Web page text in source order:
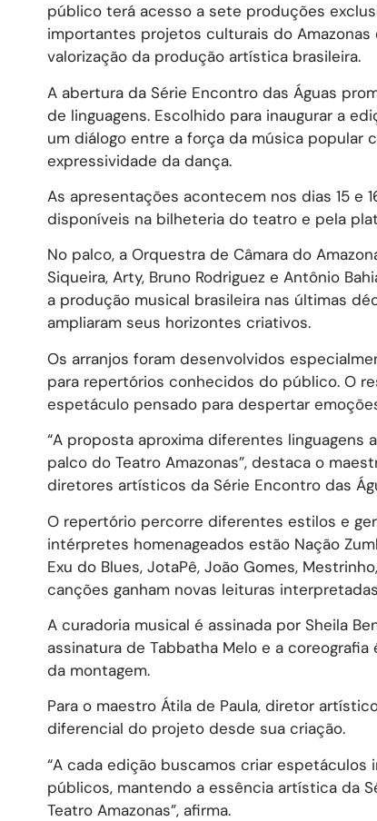
público terá acesso a sete produções
importantes projetos culturais do
valorização da produção artística brasileira.
A abertura da Série Encontro das Águas
de linguagens. Escolhido para inaugurar a
um diálogo entre a força da música popular
expressividade da dança.
As apresentações acontecem nos dias 15 e
disponíveis na bilheteria do teatro e pela
No palco, a Orquestra de Câmara do
Siqueira, Arty, Bruno Rodriguez e Antônio
a produção musical brasileira nas últimas
ampliaram seus horizontes criativos.
Os arranjos foram desenvolvidos
para repertórios conhecidos do público. O
espetáculo pensado para despertar
“A proposta aproxima diferentes
palco do Teatro Amazonas”, destaca o
diretores artísticos da Série Encontro das
O repertório percorre diferentes estilos e
intérpretes homenageados estão Nação
Exu do Blues, JotaPê, João Gomes,
canções ganham novas leituras
A curadoria musical é assinada por Sheila
assinatura de Tabbatha Melo e a
da montagem.
Para o maestro Átila de Paula, diretor
diferencial do projeto desde sua criação.
“A cada edição buscamos criar
públicos, mantendo a essência artística da
Teatro Amazonas”, afirma.